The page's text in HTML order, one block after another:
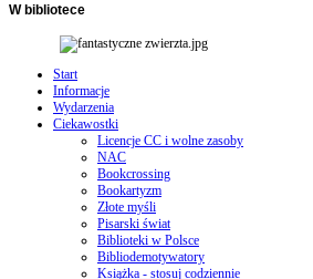
Wbibliotece
Start
Informacje
Wydarzenia
Ciekawostki
Licencje CC i wolne zasoby
NAC
Bookcrossing
Bookartyzm
Złote myśli
Pisarski świat
Biblioteki w Polsce
Bibliodemotywatory
Książka - stosuj codziennie